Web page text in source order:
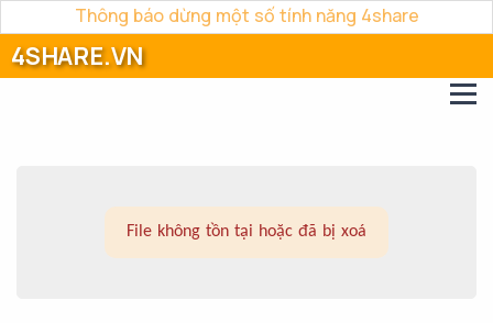
Thông báo dừng một số tính năng 4share
4SHARE.VN
File không tồn tại hoặc đã bị xoá